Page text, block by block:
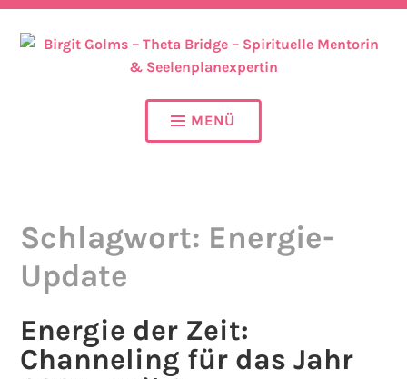
BIRGIT GOLMS – THETA
BRIDGE – SPIRITUELLE
MENTORIN &
MENÜ
Schlagwort: Energie-
Update
Energie der Zeit:
Channeling für das Jahr